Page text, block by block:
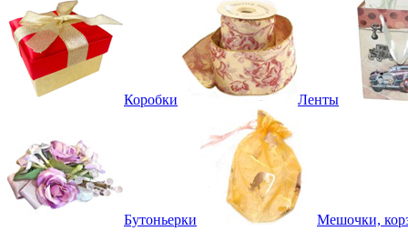
Коробки Ленты
Бутоньерки Мешочки,